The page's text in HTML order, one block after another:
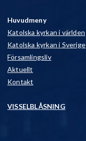
Huvudmeny
Katolska kyrkan i världen
Katolska kyrkan i Sverige
Församlingsliv
Aktuellt
Kontakt
VISSELBLÅSNING